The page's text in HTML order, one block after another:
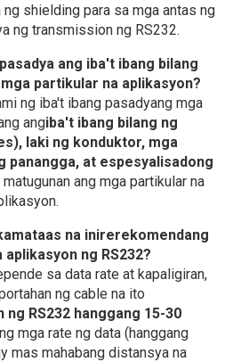
shielding para sa mga antas ng
ng transmission ng RS232.
ang iba't ibang bilang
partikular na aplikasyon?
ng iba't ibang pasadyang mga
angiba't ibang bilang ng
laki ng konduktor, mga
panangga, at espesyalisadong
matugunan ang mga partikular na
na inirerekomendang
aplikasyon ng RS232?
sa data rate at kapaligiran,
ng cable na ito
ng RS232 hanggang 15-30
mga rate ng data (hanggang
mas mahabang distansya na